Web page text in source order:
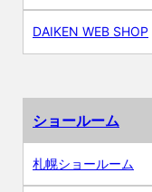
DAIKEN WEB SHOP
ショールーム
札幌ショールーム